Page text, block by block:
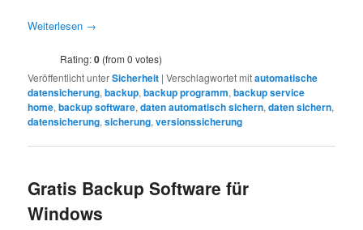
Weiterlesen →
Rating:0 (from 0 votes)
Veröffentlicht unterSicherheit |Verschlagwortet mitautomatische
datensicherung,backup,backup programm,backup service
home,backup software,daten automatisch sichern,daten sichern,
datensicherung,sicherung,versionssicherung
Gratis Backup Software für
Windows